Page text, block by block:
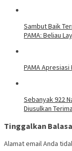
Sambut Baik
PAMA: Beliau
PAMA
Sebanyak 922
Diusulkan
Tinggalkan
Alamat email Anda